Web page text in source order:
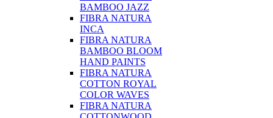
BAMBOO JAZZ
FIBRA NATURA
INCA
FIBRA NATURA
BAMBOO BLOOM
HAND PAINTS
FIBRA NATURA
COTTON ROYAL
COLOR WAVES
FIBRA NATURA